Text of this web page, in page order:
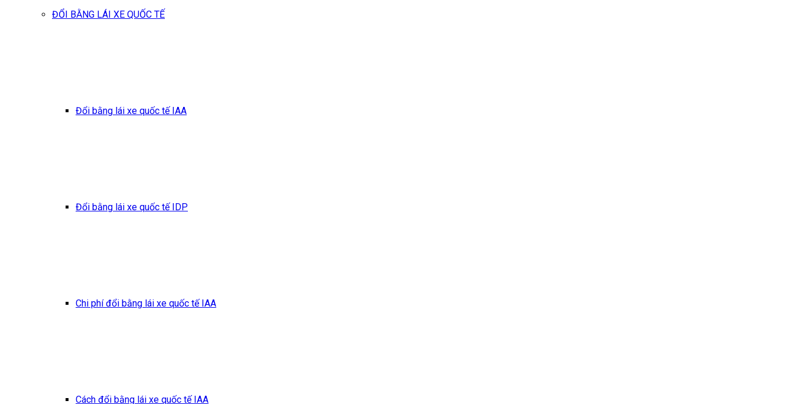
ĐỔI BẰNG LÁI XE QUỐC TẾ
Đổi bằng lái xe quốc tế IAA
Đổi bằng lái xe quốc tế IDP
Chi phí đổi bằng lái xe quốc tế IAA
Cách đổi bằng lái xe quốc tế IAA